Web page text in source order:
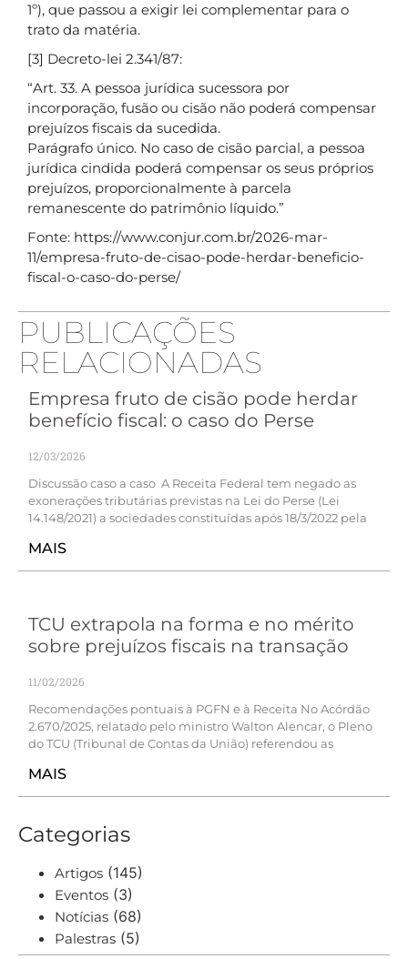
1º), que passou a exigir lei complementar para o
trato da matéria.
[3] Decreto-lei 2.341/87:
“Art. 33. A pessoa jurídica sucessora por
incorporação, fusão ou cisão não poderá compensar
prejuízos fiscais da sucedida.
Parágrafo único. No caso de cisão parcial, a pessoa
jurídica cindida poderá compensar os seus próprios
prejuízos, proporcionalmente à parcela
remanescente do patrimônio líquido.”
Fonte: https://www.conjur.com.br/2026-mar-
11/empresa-fruto-de-cisao-pode-herdar-beneficio-
fiscal-o-caso-do-perse/
PUBLICAÇÕES
RELACIONADAS
Empresa fruto de cisão pode herdar
benefício fiscal: o caso do Perse
12/03/2026
Discussão caso a caso A Receita Federal tem negado as
exonerações tributárias previstas na Lei do Perse (Lei
14.148/2021) a sociedades constituídas após 18/3/2022 pela
MAIS
TCU extrapola na forma e no mérito
sobre prejuízos fiscais na transação
11/02/2026
Recomendações pontuais à PGFN e à Receita No Acórdão
2.670/2025, relatado pelo ministro Walton Alencar, o Pleno
do TCU (Tribunal de Contas da União) referendou as
MAIS
Categorias
Artigos (145)
Eventos (3)
Notícias (68)
Palestras (5)